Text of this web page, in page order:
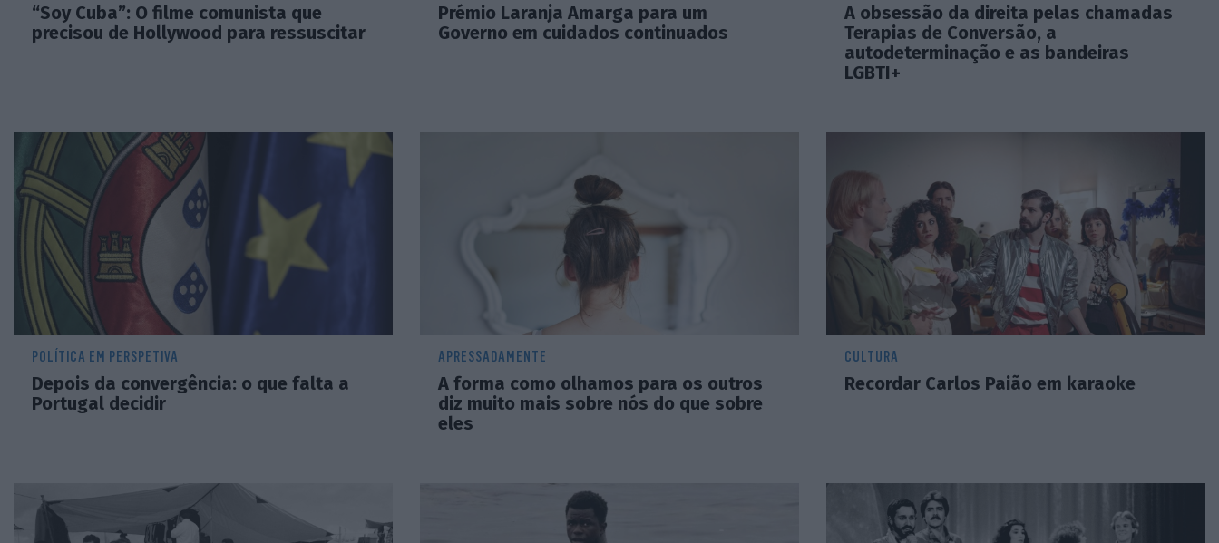
“Soy Cuba”: O filme comunista que
precisou de Hollywood para ressuscitar
Prémio Laranja Amarga para um
Governo em cuidados continuados
A obsessão da direita pelas chamadas
Terapias de Conversão, a
autodeterminação e as bandeiras
LGBTI+
POLÍTICA EM PERSPETIVA
Depois da convergência: o que falta a
Portugal decidir
APRESSADAMENTE
A forma como olhamos para os outros
diz muito mais sobre nós do que sobre
eles
CULTURA
Recordar Carlos Paião em karaoke